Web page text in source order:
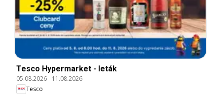
Tesco Hypermarket - leták
05.08.2026- 11.08.2026
Tesco